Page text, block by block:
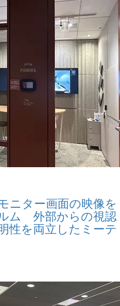
ニター画面の映像を
ム 外部からの視認
性を両立したミーテ